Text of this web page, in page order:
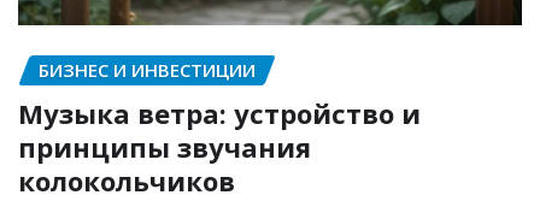
БИЗНЕС И ИНВЕСТИЦИИ
Музыка ветра: устройство и
принципы звучания
колокольчиков